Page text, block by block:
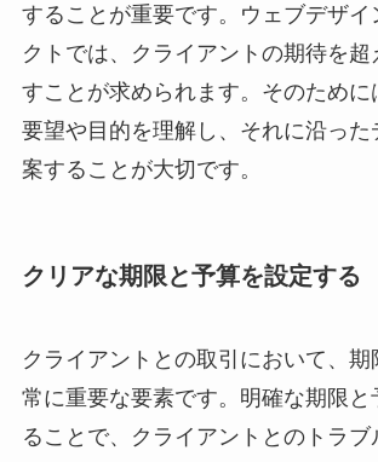
することが重要です。ウェブデザイ
クトでは、クライアントの期待を超
すことが求められます。そのために
要望や目的を理解し、それに沿った
案することが大切です。
クリアな期限と予算を設定する
クライアントとの取引において、
常に重要な要素です。明確な期限と
ることで、クライアントとのトラ